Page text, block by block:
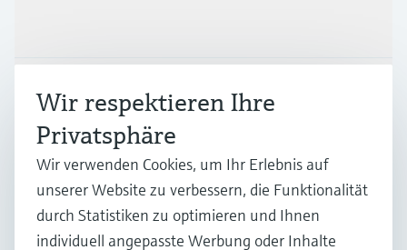
Branchen
Support
Unternehmen
Wir respektieren Ihre
Privatsphäre
Wir verwenden Cookies, um Ihr Erlebnis auf
unserer Website zu verbessern, die Funktionalität
durch Statistiken zu optimieren und Ihnen
individuell angepasste Werbung oder Inhalte